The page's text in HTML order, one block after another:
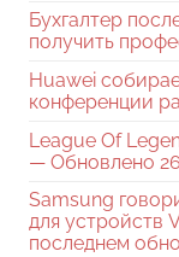
Бухгалтер
получить
Huawei
конференции
League Of
— Обновлено 26
Samsung
для устройств
последнем